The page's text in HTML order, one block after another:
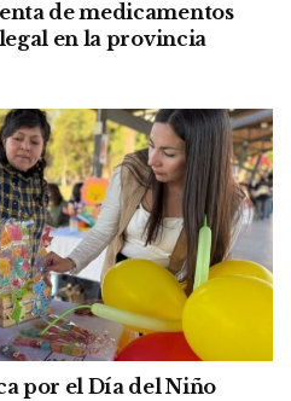
de medicamentos
en la provincia
por el Día del Niño